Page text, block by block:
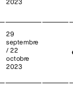
2023
29
septembre
/ 22
octobre
2023